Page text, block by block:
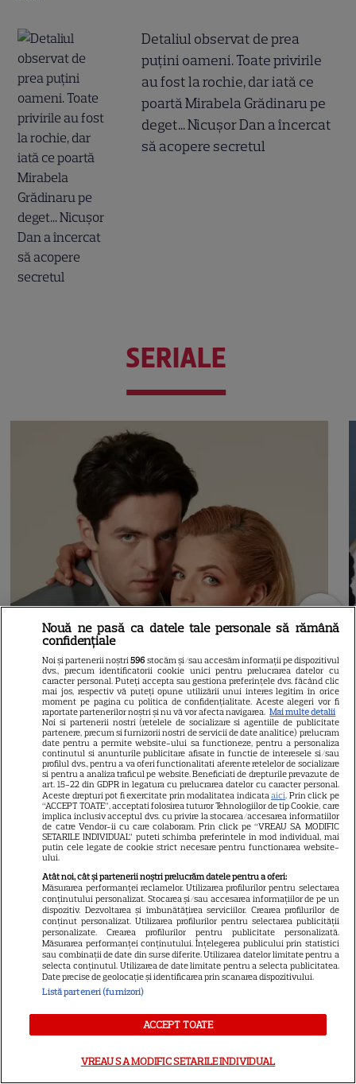
Detaliul observat de prea
puțini oameni. Toate privirile
au fost la rochie, dar iată ce
poartă Mirabela Grădinaru pe
deget... Nicușor Dan a încercat
să acopere secretul
SERIALE
6
SERIALE ONLINE
Destine cu parfum de lavandă:
Când începe sezonul final la
Antena 1
ARTICOLE PARTENERI
Nouă ne pasă ca datele tale personale să rămână
confidențiale
Noi și partenerii noștri596 stocăm și/sau accesăm informații pe dispozitivul
dvs., precum identificatorii cookie unici pentru prelucrarea datelor cu
caracter personal. Puteți accepta sau gestiona preferințele dvs. făcând clic
mai jos, respectiv vă puteți opune utilizării unui interes legitim în orice
moment pe pagina cu politica de confidențialitate. Aceste alegeri vor fi
raportate partenerilor noștri și nu vă vor afecta navigarea. Mai multe detalii
Noi si partenerii nostri (retelele de socializare si agentiile de publicitate
partenere, precum si furnizorii nostri de servicii de date analitice) prelucram
date pentru a permite website-ului sa functioneze, pentru a personaliza
continutul si anunturile publicitare afisate in functie de interesele si/sau
profilul dvs., pentru a va oferi functionalitati aferente retelelor de socializare
si pentru a analiza traficul pe website. Beneficiati de drepturile prevazute de
art. 15-22 din GDPR in legatura cu prelucrarea datelor cu caracter personal.
Aceste drepturi pot fi exercitate prin modalitatea indicataaici. Prin click pe
“ACCEPT TOATE”, acceptati folosirea tuturor Tehnologiilor de tip Cookie, care
implica inclusiv acceptul dvs. cu privire la stocarea/accesarea informatiilor
de catre Vendor-ii cu care colaboram. Prin click pe “VREAU SA MODIFIC
SETARILE INDIVIDUAL” puteti schimba preferintele in mod individual, mai
putin cele legate de cookie strict necesare pentru functionarea website-
ului.
Atât noi, cât și partenerii noștri prelucrăm datele pentru a oferi:
Măsurarea performanței reclamelor. Utilizarea profilurilor pentru selectarea
conținutului personalizat. Stocarea și/sau accesarea informațiilor de pe un
dispozitiv. Dezvoltarea și îmbunătățirea serviciilor. Crearea profilurilor de
conținut personalizat. Utilizarea profilurilor pentru selectarea publicității
personalizate. Crearea profilurilor pentru publicitate personalizată.
Măsurarea performanței conținutului. Înțelegerea publicului prin statistici
sau combinații de date din surse diferite. Utilizarea datelor limitate pentru a
selecta conținutul. Utilizarea de date limitate pentru a selecta publicitatea.
Date precise de geolocație și identificarea prin scanarea dispozitivului.
Listă parteneri (furnizori)
ACCEPT TOATE
VREAU SA MODIFIC SETARILE INDIVIDUAL